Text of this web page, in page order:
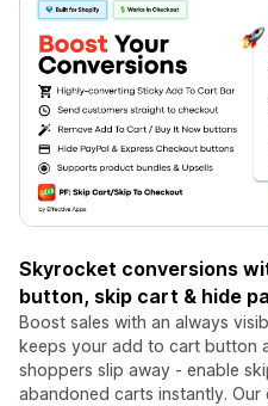
Skyrocket conversions
button, skip cart & hide
Boost sales with an always
keeps your add to cart button
shoppers slip away - enable
abandoned carts instantly.